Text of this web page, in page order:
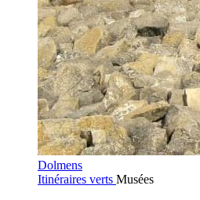
Dolmens
Itinéraires verts Musées